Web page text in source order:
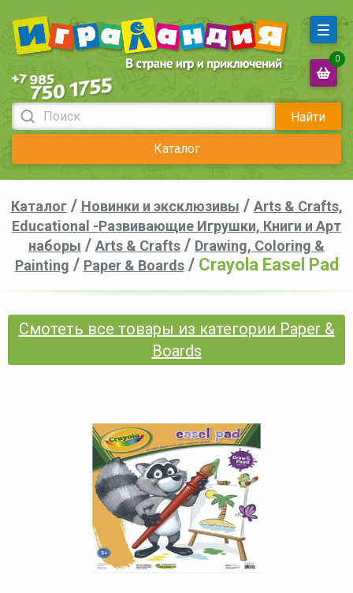
Найти
Каталог
0
Каталог/ Новинки и эксклюзивы / Arts & Crafts,
Educational -Развивающие Игрушки, Книги и Арт
наборы / Arts & Crafts / Drawing, Coloring &
Painting / Paper & Boards/ Crayola Easel Pad
Смотеть все товары из категории Paper &
Boards